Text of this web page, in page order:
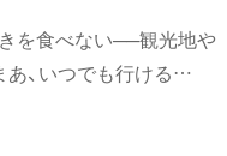
を食べない──観光地や
、いつでも行ける
で、レトロ建築、通称